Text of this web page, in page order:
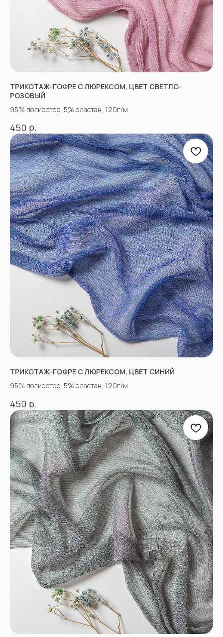
ТРИКОТАЖ-ГОФРЕ С ЛЮРЕКСОМ, ЦВЕТ СВЕТЛО-
РОЗОВЫЙ
95% полиэстер, 5% эластан, 120г/м
450 р.
ТРИКОТАЖ-ГОФРЕ С ЛЮРЕКСОМ, ЦВЕТ СИНИЙ
95% полиэстер, 5% эластан, 120г/м
450 р.
+7
Отправить
НЕ НАШЛИ НУЖНУЮ
ТКАНЬ? ОСТАЛИСЬ
ВОПРОСЫ?
помогут вам с выбором и ответят на все
вопросы.
Согласен сПолитикой конфиденциальности
КОНТАКТЫ
Г. Пятигорк, розничная точка на рынке
«Людмила», ул. Садовая 210, павильоны
34−37.
Оптово-розничные точки продаж:
г.Пятигорск, рынок "Привокзальный",
Георгиевское шоссе 1км, оптовый склад
№9302
График работы и схема проезда
+7(918)873-53-45 Мария
tkani357@yandex.ru
+7(928)364-79-21Александра
АДРЕСА МАГАЗИНОВ
КАК СВЯЗАТЬСЯ